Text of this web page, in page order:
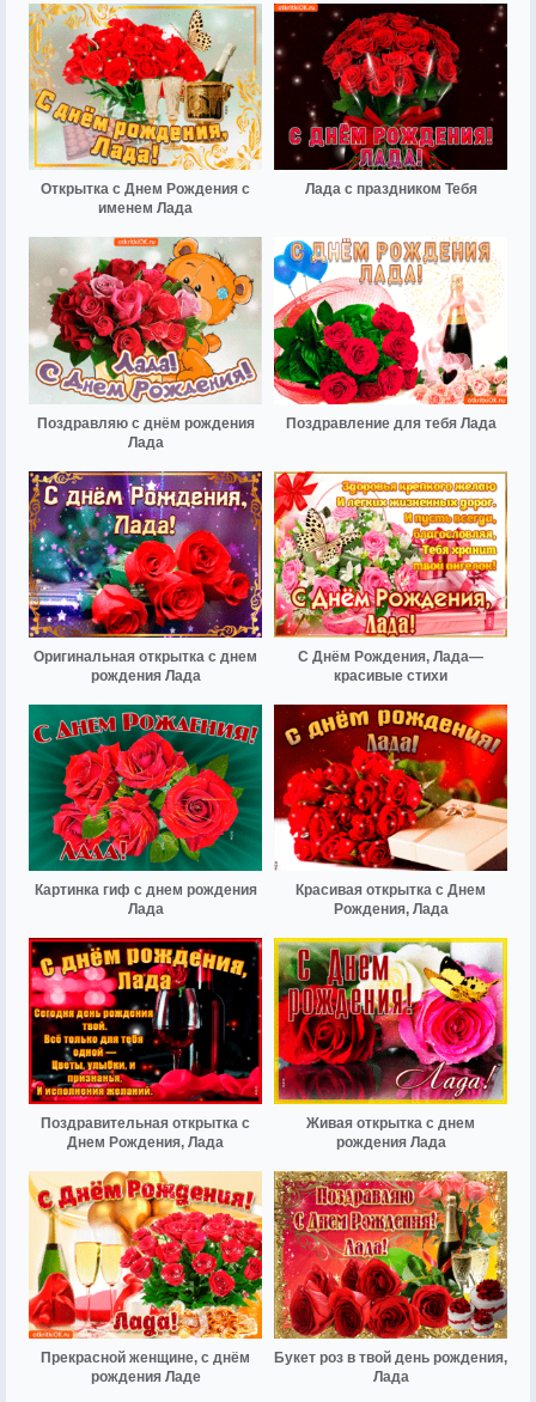
Открытка с Днем Рождения с
именем Лада
Лада с праздником Тебя
Поздравляю с днём рождения
Лада
Поздравление для тебя Лада
Оригинальная открытка с днем
рождения Лада
С Днём Рождения, Лада—
красивые стихи
Картинка гиф с днем рождения
Лада
Красивая открытка с Днем
Рождения, Лада
Поздравительная открытка с
Днем Рождения, Лада
Живая открытка с днем
рождения Лада
Прекрасной женщине, с днём
рождения Ладе
Букет роз в твой день рождения,
Лада